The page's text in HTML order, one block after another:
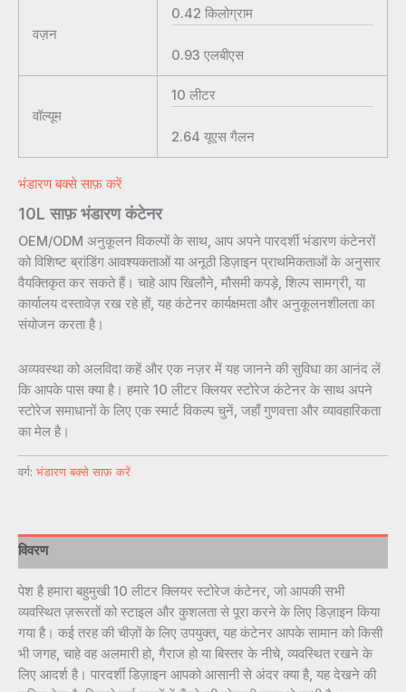
वज़न
0.42 किलोग्राम
0.93 एलबीएस
वॉल्यूम
10 लीटर
2.64 यूएस गैलन
भंडारण बक्से साफ़ करें
10L साफ़ भंडारण कंटेनर
OEM/ODM अनुकूलन विकल्पों के साथ, आप अपने पारदर्शी भंडारण कंटेनरों
को विशिष्ट ब्रांडिंग आवश्यकताओं या अनूठी डिज़ाइन प्राथमिकताओं के अनुसार
वैयक्तिकृत कर सकते हैं। चाहे आप खिलौने, मौसमी कपड़े, शिल्प सामग्री, या
कार्यालय दस्तावेज़ रख रहे हों, यह कंटेनर कार्यक्षमता और अनुकूलनशीलता का
संयोजन करता है।
अव्यवस्था को अलविदा कहें और एक नज़र में यह जानने की सुविधा का आनंद लें
कि आपके पास क्या है। हमारे 10 लीटर क्लियर स्टोरेज कंटेनर के साथ अपने
स्टोरेज समाधानों के लिए एक स्मार्ट विकल्प चुनें, जहाँ गुणवत्ता और व्यावहारिकता
का मेल है।
वर्ग: भंडारण बक्से साफ़ करें
विवरण
पेश है हमारा बहुमुखी 10 लीटर क्लियर स्टोरेज कंटेनर, जो आपकी सभी
व्यवस्थित ज़रूरतों को स्टाइल और कुशलता से पूरा करने के लिए डिज़ाइन किया
गया है। कई तरह की चीज़ों के लिए उपयुक्त, यह कंटेनर आपके सामान को किसी
भी जगह, चाहे वह अलमारी हो, गैराज हो या बिस्तर के नीचे, व्यवस्थित रखने के
लिए आदर्श है। पारदर्शी डिज़ाइन आपको आसानी से अंदर क्या है, यह देखने की